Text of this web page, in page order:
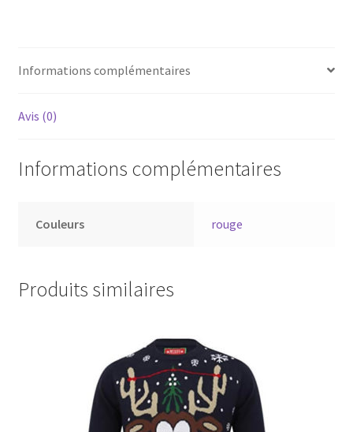
Informations complémentaires
Avis (0)
Informations complémentaires
Couleurs rouge
Produits similaires